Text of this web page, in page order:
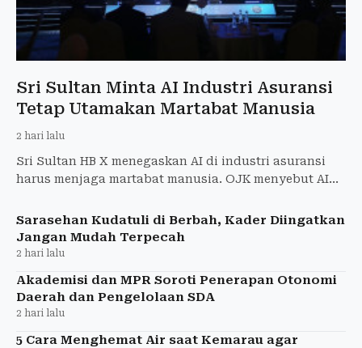
Sri Sultan Minta AI Industri Asuransi
Tetap Utamakan Martabat Manusia
2 hari lalu
Sri Sultan HB X menegaskan AI di industri asuransi
harus menjaga martabat manusia. OJK menyebut AI
Sarasehan Kudatuli di Berbah, Kader Diingatkan
Jangan Mudah Terpecah
2 hari lalu
Akademisi dan MPR Soroti Penerapan Otonomi
Daerah dan Pengelolaan SDA
2 hari lalu
5 Cara Menghemat Air saat Kemarau agar